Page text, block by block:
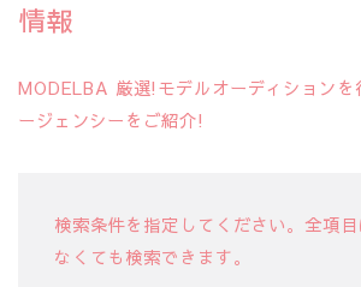
情報
MODELBA 厳選!モデルオーディションを
ージェンシーをご紹介!
検索条件を指定してください。全項
なくても検索できます。